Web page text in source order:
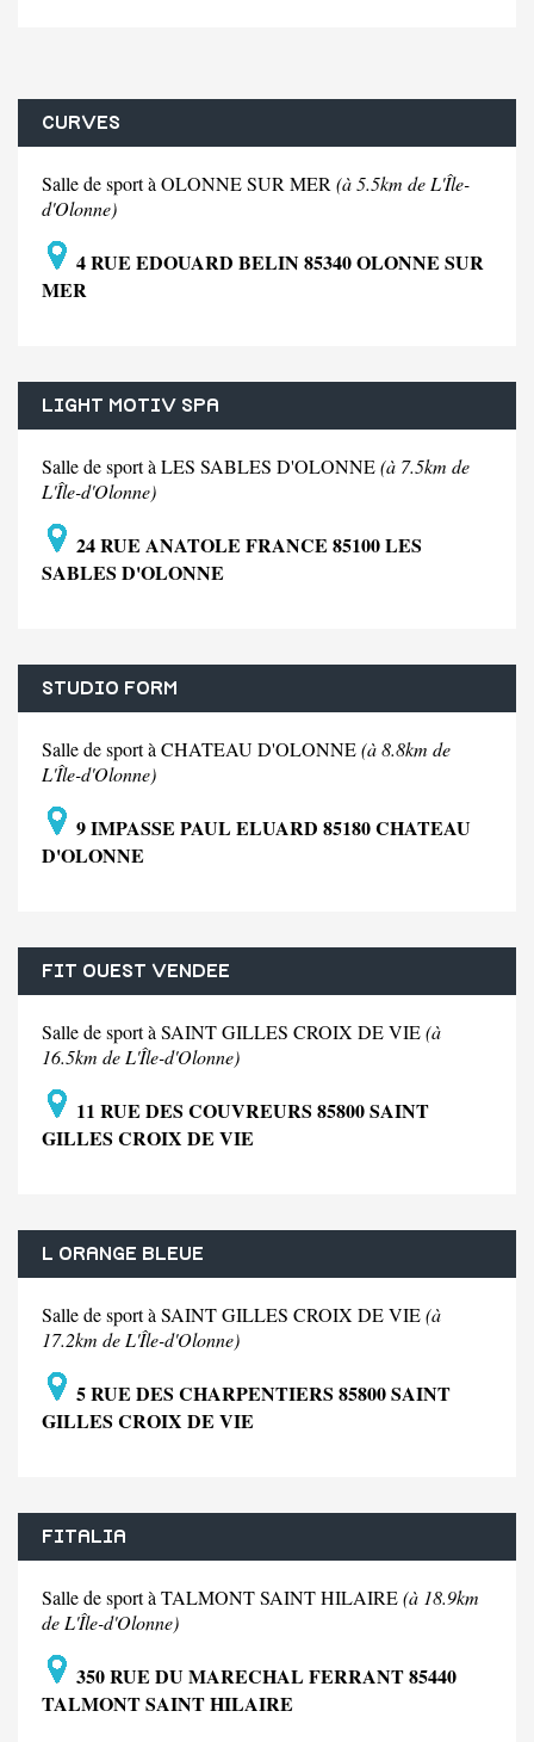
CURVES
Salle de sport à OLONNE SUR MER (à 5.5km de L'Île-
d'Olonne)
4 RUE EDOUARD BELIN 85340 OLONNE SUR
MER
LIGHT MOTIV SPA
Salle de sport à LES SABLES D'OLONNE(à 7.5km de
L'Île-d'Olonne)
24 RUE ANATOLE FRANCE 85100 LES
SABLES D'OLONNE
STUDIO FORM
Salle de sport à CHATEAU D'OLONNE(à 8.8km de
L'Île-d'Olonne)
9 IMPASSE PAUL ELUARD 85180 CHATEAU
D'OLONNE
FIT OUEST VENDEE
Salle de sport à SAINT GILLES CROIX DE VIE(à
16.5km de L'Île-d'Olonne)
11 RUE DES COUVREURS 85800 SAINT
GILLES CROIX DE VIE
L ORANGE BLEUE
Salle de sport à SAINT GILLES CROIX DE VIE(à
17.2km de L'Île-d'Olonne)
5 RUE DES CHARPENTIERS 85800 SAINT
GILLES CROIX DE VIE
FITALIA
Salle de sport à TALMONT SAINT HILAIRE(à 18.9km
de L'Île-d'Olonne)
350 RUE DU MARECHAL FERRANT 85440
TALMONT SAINT HILAIRE